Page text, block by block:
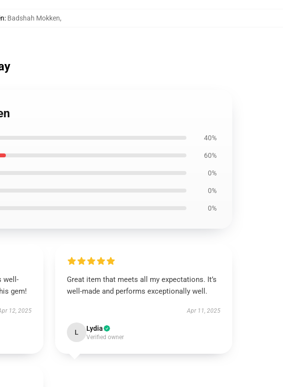
: Badshah Mokken,
40%
60%
0%
0%
0%
well-
gem!
12, 2025
Great item that meets all my expectations. It’s
well-made and performs exceptionally well.
Apr 11, 2025
L Lydia
Verified owner